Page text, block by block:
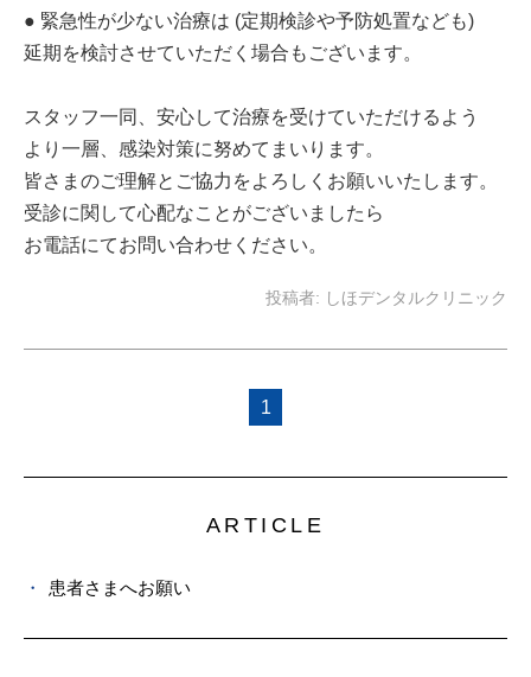
● 緊急性が少ない治療は (定期検診や予防処置なども)
延期を検討させていただく場合もございます。
スタッフ一同、安心して治療を受けていただけるよう
より一層、感染対策に努めてまいります。
皆さまのご理解とご協力をよろしくお願いいたします。
受診に関して心配なことがございましたら
お電話にてお問い合わせください。
投稿者: しほデンタルクリニック
1
ARTICLE
患者さまへお願い